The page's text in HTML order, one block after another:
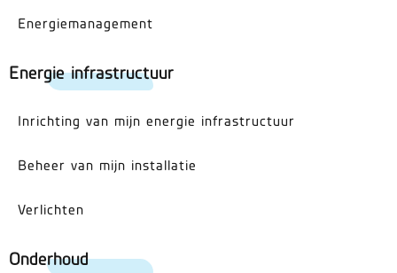
Energiemanagement
Energie infrastructuur
Inrichting van mijn energie infrastructuur
Beheer van mijn installatie
Verlichten
Onderhoud